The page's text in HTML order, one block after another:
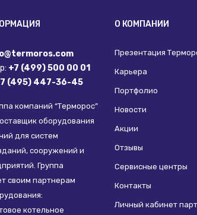
+7 (499) 500 00 01
(495) 447-36-45
компаний “Терморос”
оборудования
для систем
сооружений и
Группа
своим партнерам
котельное
О КОМПАНИИ
Презентация
Карьера
Портфолио
Новости
Акции
Отзывы
Сервисные центры
Контакты
Личный кабинет